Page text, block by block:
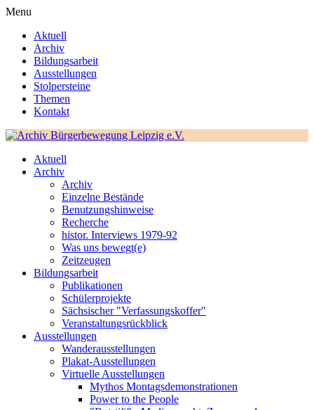
Menu
Aktuell
Archiv
Bildungsarbeit
Ausstellungen
Stolpersteine
Themen
Kontakt
Aktuell
Archiv
Archiv
Einzelne Bestände
Benutzungshinweise
Recherche
histor. Interviews 1979-92
Was uns bewegt(e)
Zeitzeugen
Bildungsarbeit
Publikationen
Schülerprojekte
Sächsischer "Verfassungskoffer"
Veranstaltungsrückblick
Ausstellungen
Wanderausstellungen
Plakat-Ausstellungen
Virtuelle Ausstellungen
Mythos Montagsdemonstrationen
Power to the People